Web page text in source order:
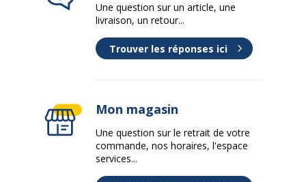
Une question sur un article, une
livraison, un retour...
Trouver les réponses ici
Mon magasin
Une question sur le retrait de votre
commande, nos horaires, l'espace
services...